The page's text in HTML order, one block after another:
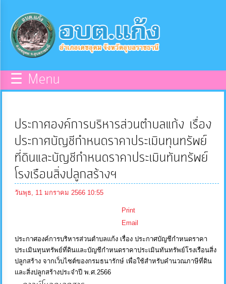
หน้า
หลัก
ข้อมูล
พื้น
บุคลากร
แผน
ยุทธศาสตร์
บริการ
ข้อมูล
☰ Menu
ประกาศองค์การบริหารส่วนตำบลแก้ง เรื่อง
ประกาศบัญชีกำหนดราคาประเมินทุนทรัพย์
ที่ดินและบัญชีกำหนดราคาประเมินทันทรัพย์
โรงเรือนสิ่งปลูกสร้างฯ
วันพุธ, 11 มกราคม 2566 10:55
Print
Email
ประกาศองค์การบริหารส่วนตำบลแก้ง เรื่อง ประกาศบัญชีกำหนดราคา
ประเมินทุนทรัพย์ที่ดินและบัญชีกำหนดราคาประเมินทันทรัพย์โรงเรือนสิ่ง
ปลูกสร้าง จากเว็บไซต์ของกรมธนารักษ์ เพื่อใช้สำหรับคำนวณภาษีที่ดิน
และสิ่งปลูกสร้างประจำปี พ.ศ.2566